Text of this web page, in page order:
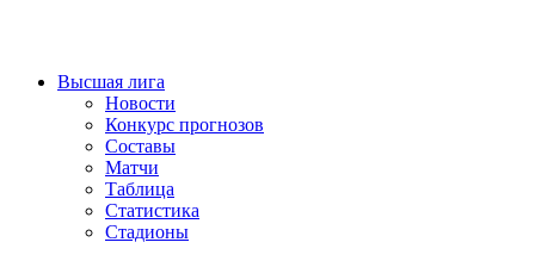
Высшая лига
Новости
Конкурс прогнозов
Составы
Матчи
Таблица
Статистика
Стадионы